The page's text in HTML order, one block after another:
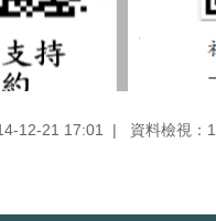
12-21 17:01 資料檢視：